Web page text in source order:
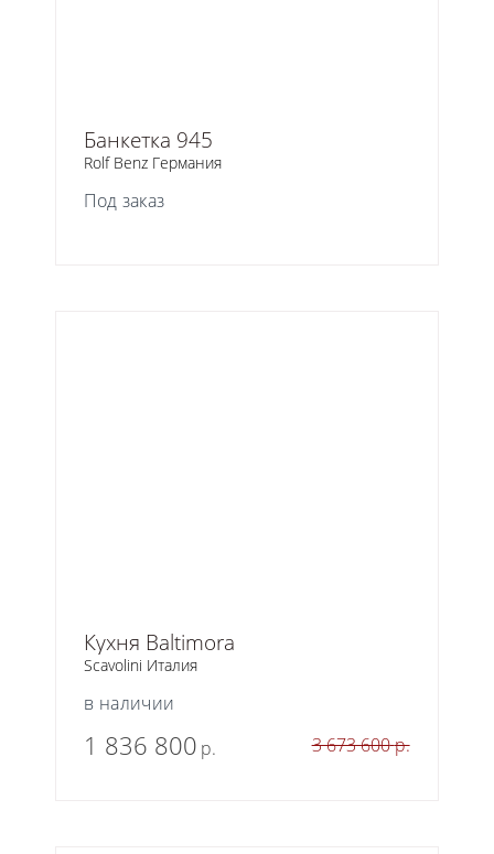
Банкетка 945
Rolf Benz Германия
Под заказ
Кухня Baltimora
Scavolini Италия
в наличии
3 673 600р.
1 836 800 р.